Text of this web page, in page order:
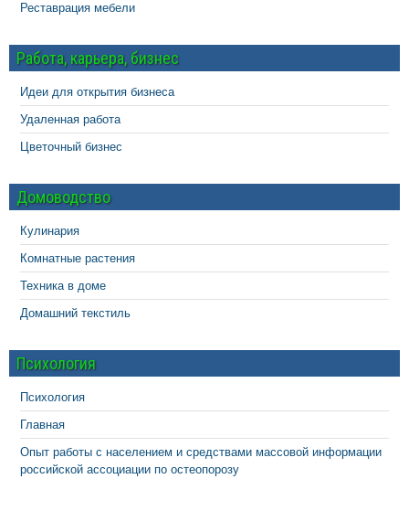
Реставрация мебели
Работа, карьера, бизнес
Идеи для открытия бизнеса
Удаленная работа
Цветочный бизнес
Домоводство
Кулинария
Комнатные растения
Техника в доме
Домашний текстиль
Психология
Психология
Главная
Опыт работы с населением и средствами массовой информации
российской ассоциации по остеопорозу